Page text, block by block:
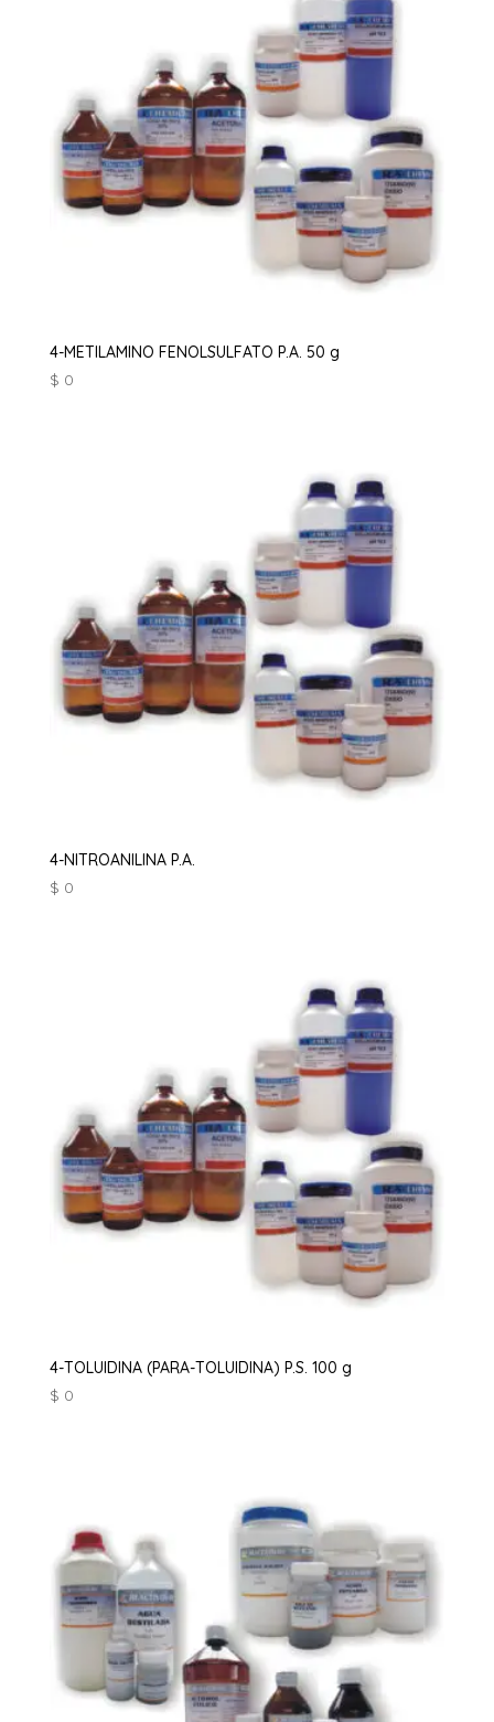
4-METILAMINO FENOLSULFATO P.A. 50 g
$ 0
4-NITROANILINA P.A.
$ 0
4-TOLUIDINA (PARA-TOLUIDINA) P.S. 100 g
$ 0